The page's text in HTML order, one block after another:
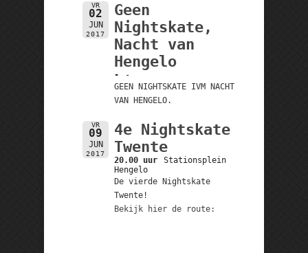
VR
02
JUN
2017
Geen
Nightskate,
Nacht van
Hengelo
-
-
GEEN NIGHTSKATE IVM NACHT
VAN HENGELO.
VR
09
JUN
2017
4e Nightskate
Twente
20.00 uur
Stationsplein
Hengelo
De vierde Nightskate
Twente!
Bekijk hier de route: